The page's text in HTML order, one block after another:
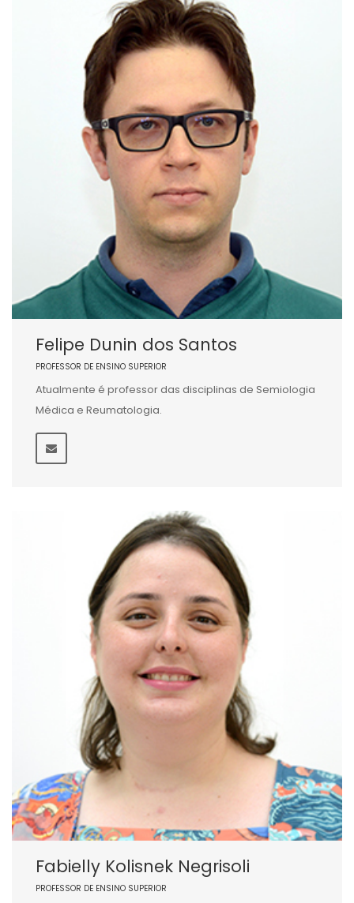
Felipe Dunin dos Santos
PROFESSOR DE ENSINO SUPERIOR
Atualmente é professor das disciplinas de Semiologia
Médica e Reumatologia.
Fabielly Kolisnek Negrisoli
PROFESSOR DE ENSINO SUPERIOR